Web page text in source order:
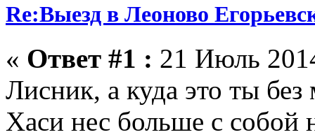
Re:Выезд в Леоново
« Ответ #1 : 21 Июль
Лисник, а куда это ты без
Хаси нес больше с собой